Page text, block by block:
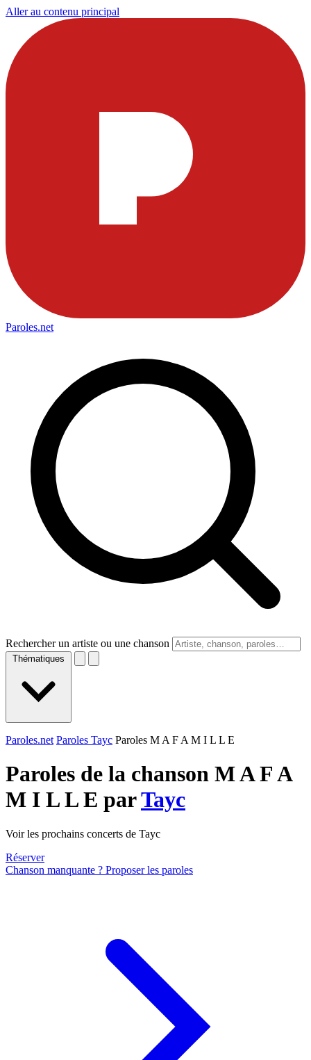
Aller au contenu principal
Paroles.net
Rechercher un artiste ou une chanson
Thématiques
Paroles.net Paroles Tayc Paroles M A F A M I L L E
Paroles de la chanson M A F A
M I L L E parTayc
Voir les prochains concerts de Tayc
Réserver
Chanson manquante ? Proposer les paroles